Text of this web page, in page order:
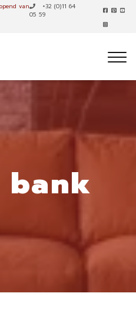
van
+32 (0)11 64
05 59
bank